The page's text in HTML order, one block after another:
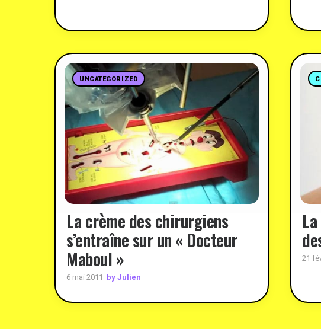
UNCATEGORIZED
La crème des chirurgiens
s’entraîne sur un « Docteur
Maboul »
6 mai 2011 by Julien
21